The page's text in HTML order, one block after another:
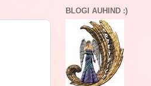
BLOGI AUHIND :)